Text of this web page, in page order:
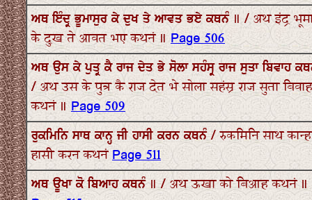
ਅਥ ਇੰਦ੍ਰ ਭੂਮਾਸੁਰ ਕੇ ਦੁਖ ਤੇ ਆਵਤ ਭਏ ਕਥਨੰ ॥ / अथ इंद्र
के दुख ते आवत भए कथनं ॥Page 506
ਅਥ ਉਸ ਕੇ ਪੁਤ੍ਰ ਕੈ ਰਾਜ ਦੇਤ ਭੇ ਸੋਲਾ ਸਹੰਸ੍ਰ ਰਾਜ ਸੁਤਾ ਬਿਵਾਹ
/ अथ उस के पुत्र कै राज देत भे सोला सहंस्र राज सुता बिवाह
कथनं ॥Page 509
ਰੁਕਮਿਨਿ ਸਾਥ ਕਾਨ੍ਹ ਜੀ ਹਾਸੀ ਕਰਨ ਕਥਨੰ / रुकमिनि साथ
हासी करन कथनंPage 511
ਅਥ ਊਖਾ ਕੋ ਬਿਆਹ ਕਥਨੰ ॥ / अथ ऊखा को बिआह कथनं ॥